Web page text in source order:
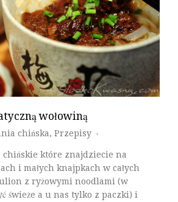
wołowiną
chińska, Przepisy ♦
które znajdziecie na
i małych knajpkach w całych
z ryżowymi noodlami (w
świeże a u nas tylko z paczki) i